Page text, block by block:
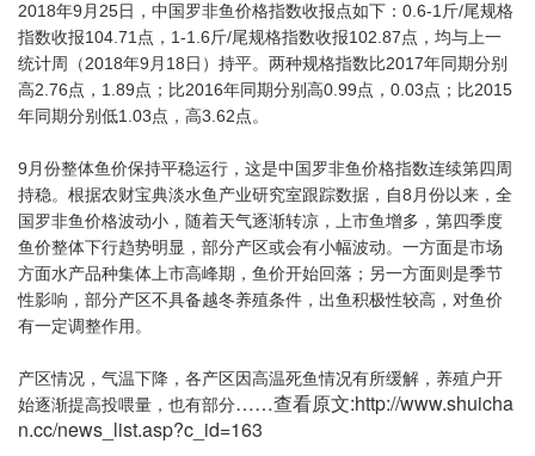
2018年9月25日，中国罗非鱼价格指数收报点如下：0.6-1斤/尾规格
指数收报104.71点，1-1.6斤/尾规格指数收报102.87点，均与上一
统计周（2018年9月18日）持平。两种规格指数比2017年同期分别
高2.76点，1.89点；比2016年同期分别高0.99点，0.03点；比2015
年同期分别低1.03点，高3.62点。
9月份整体鱼价保持平稳运行，这是中国罗非鱼价格指数连续第四周
持稳。根据农财宝典淡水鱼产业研究室跟踪数据，自8月份以来，全
国罗非鱼价格波动小，随着天气逐渐转凉，上市鱼增多，第四季度
鱼价整体下行趋势明显，部分产区或会有小幅波动。一方面是市场
方面水产品种集体上市高峰期，鱼价开始回落；另一方面则是季节
性影响，部分产区不具备越冬养殖条件，出鱼积极性较高，对鱼价
有一定调整作用。
产区情况，气温下降，各产区因高温死鱼情况有所缓解，养殖户开
始逐渐提高投喂量，也有部分……查看原文:http://www.shuicha
n.cc/news_list.asp?c_id=163